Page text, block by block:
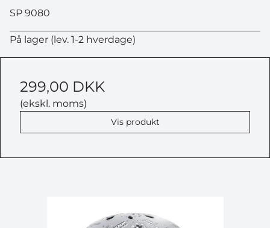
SP 9080
På lager (lev. 1-2 hverdage)
299,00 DKK
(ekskl. moms)
Vis produkt